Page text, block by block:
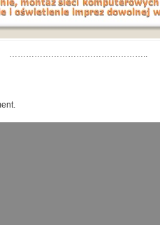
…………………………………………..